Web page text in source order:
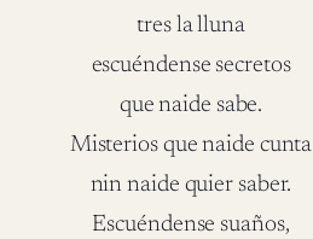
tres la lluna
escuéndense secretos
que naide sabe.
Misterios que naide cunta
nin naide quier saber.
Escuéndense suaños,